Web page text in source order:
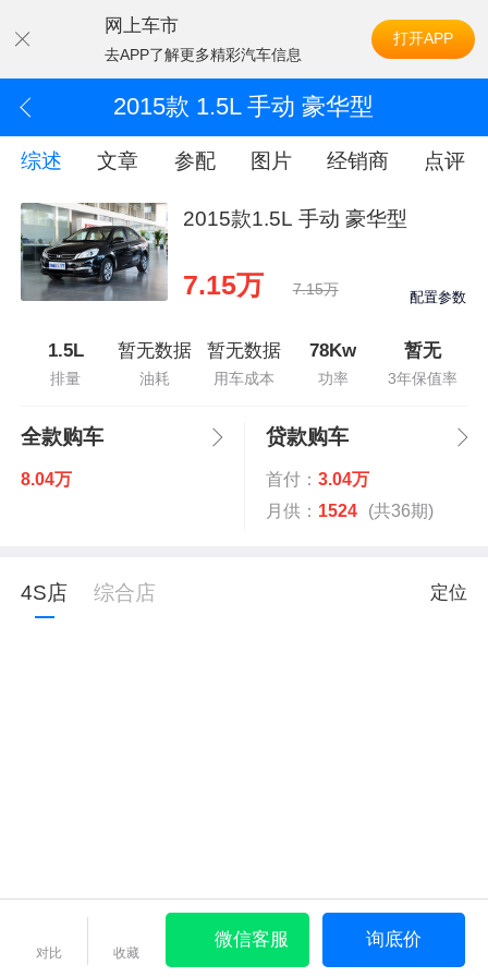
网上车市
去APP了解更多精彩汽车信息
打开APP
2015款 1.5L 手动 豪华型
综述 文章 参配 图片 经销商 点评
2015款1.5L 手动 豪华型
7.15万 7.15万 配置参数
1.5L
排量
暂无数据
油耗
暂无数据
用车成本
78Kw
功率
暂无
3年保值率
全款购车
8.04万
贷款购车
首付： 3.04万
月供： 1524 (共36期)
4S店 综合店 定位
对比 收藏
微信客服 询底价